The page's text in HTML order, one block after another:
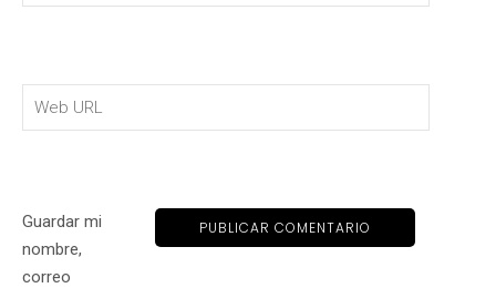
Guardar mi
nombre,
correo